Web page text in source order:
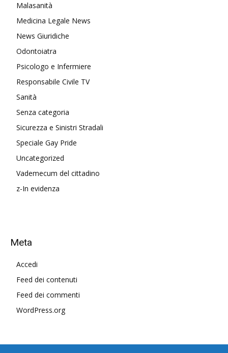
Malasanità
Medicina Legale News
News Giuridiche
Odontoiatra
Psicologo e Infermiere
Responsabile Civile TV
Sanità
Senza categoria
Sicurezza e Sinistri Stradali
Speciale Gay Pride
Uncategorized
Vademecum del cittadino
z-In evidenza
Meta
Accedi
Feed dei contenuti
Feed dei commenti
WordPress.org